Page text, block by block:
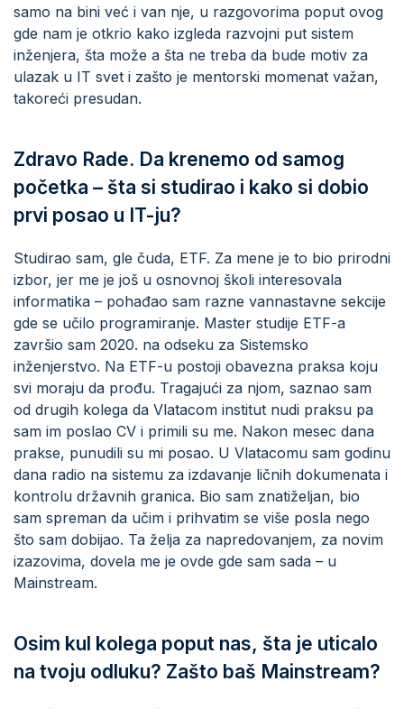
samo na bini već i van nje, u razgovorima poput ovog
gde nam je otkrio kako izgleda razvojni put sistem
inženjera, šta može a šta ne treba da bude motiv za
ulazak u IT svet i zašto je mentorski momenat važan,
takoreći presudan.
Zdravo Rade. Da krenemo od samog
početka – šta si studirao i kako si dobio
prvi posao u IT-ju?
Studirao sam, gle čuda, ETF. Za mene je to bio prirodni
izbor, jer me je još u osnovnoj školi interesovala
informatika – pohađao sam razne vannastavne sekcije
gde se učilo programiranje. Master studije ETF-a
završio sam 2020. na odseku za Sistemsko
inženjerstvo. Na ETF-u postoji obavezna praksa koju
svi moraju da prođu. Tragajući za njom, saznao sam
od drugih kolega da Vlatacom institut nudi praksu pa
sam im poslao CV i primili su me. Nakon mesec dana
prakse, punudili su mi posao. U Vlatacomu sam godinu
dana radio na sistemu za izdavanje ličnih dokumenata i
kontrolu državnih granica. Bio sam znatiželjan, bio
sam spreman da učim i prihvatim se više posla nego
što sam dobijao. Ta želja za napredovanjem, za novim
izazovima, dovela me je ovde gde sam sada – u
Mainstream.
Osim kul kolega poput nas, šta je uticalo
na tvoju odluku? Zašto baš Mainstream?